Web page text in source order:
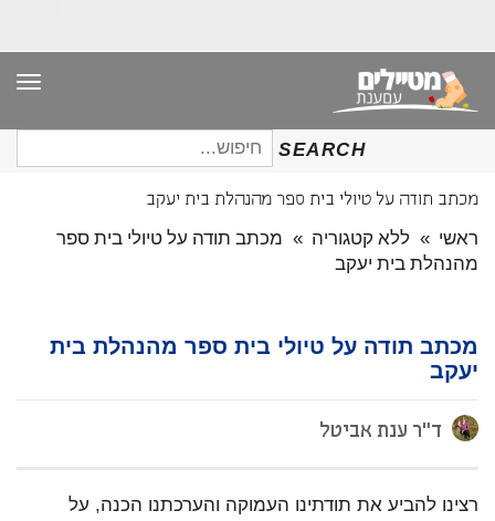
SEARCH
חיפוש
עבור:
מכתב תודה על טיולי בית ספר מהנהלת בית יעקב
ראשי » ללא קטגוריה » מכתב תודה על טיולי בית ספר
מהנהלת בית יעקב
מכתב תודה על טיולי בית ספר מהנהלת בית
יעקב
ד"ר ענת אביטל
רצינו להביע את תודתינו העמוקה והערכתנו הכנה, על